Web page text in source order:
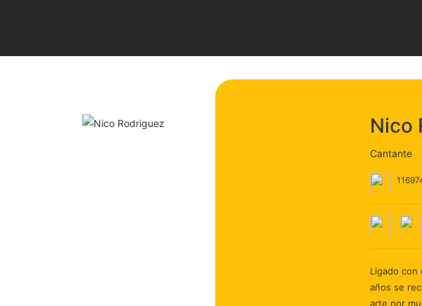
Nico
Cantante
Ligado con
años se
arte por